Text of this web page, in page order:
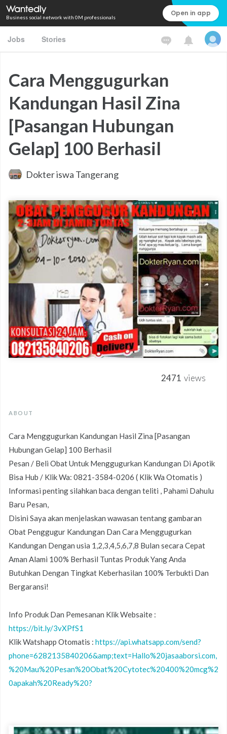
Business social network with 0M professionals Open in app
Jobs Stories
Cara Menggugurkan
Kandungan Hasil Zina
[Pasangan Hubungan
Gelap] 100 Berhasil
Dokter iswa Tangerang
2471 views
ABOUT
Cara Menggugurkan Kandungan Hasil Zina [Pasangan
Hubungan Gelap] 100 Berhasil
Pesan / Beli Obat Untuk Menggugurkan Kandungan Di Apotik
Bisa Hub / Klik Wa: 0821-3584-0206 ( Klik Wa Otomatis )
Informasi penting silahkan baca dengan teliti , Pahami Dahulu
Baru Pesan,
Disini Saya akan menjelaskan wawasan tentang gambaran
Obat Penggugur Kandungan Dan Cara Menggugurkan
Kandungan Dengan usia 1,2,3,4,5,6,7,8 Bulan secara Cepat
Aman Alami 100% Berhasil Tuntas Produk Yang Anda
Butuhkan Dengan Tingkat Keberhasilan 100% Terbukti Dan
Bergaransi!
Info Produk Dan Pemesanan Klik Websaite :
https://bit.ly/3vXPfS1
Klik Watshapp Otomatis : https://api.whatsapp.com/send?
phone=6282135840206&amp;text=Hallo%20jasaaborsi.com,
%20Mau%20Pesan%20Obat%20Cytotec%20400%20mcg%2
0apakah%20Ready%20?